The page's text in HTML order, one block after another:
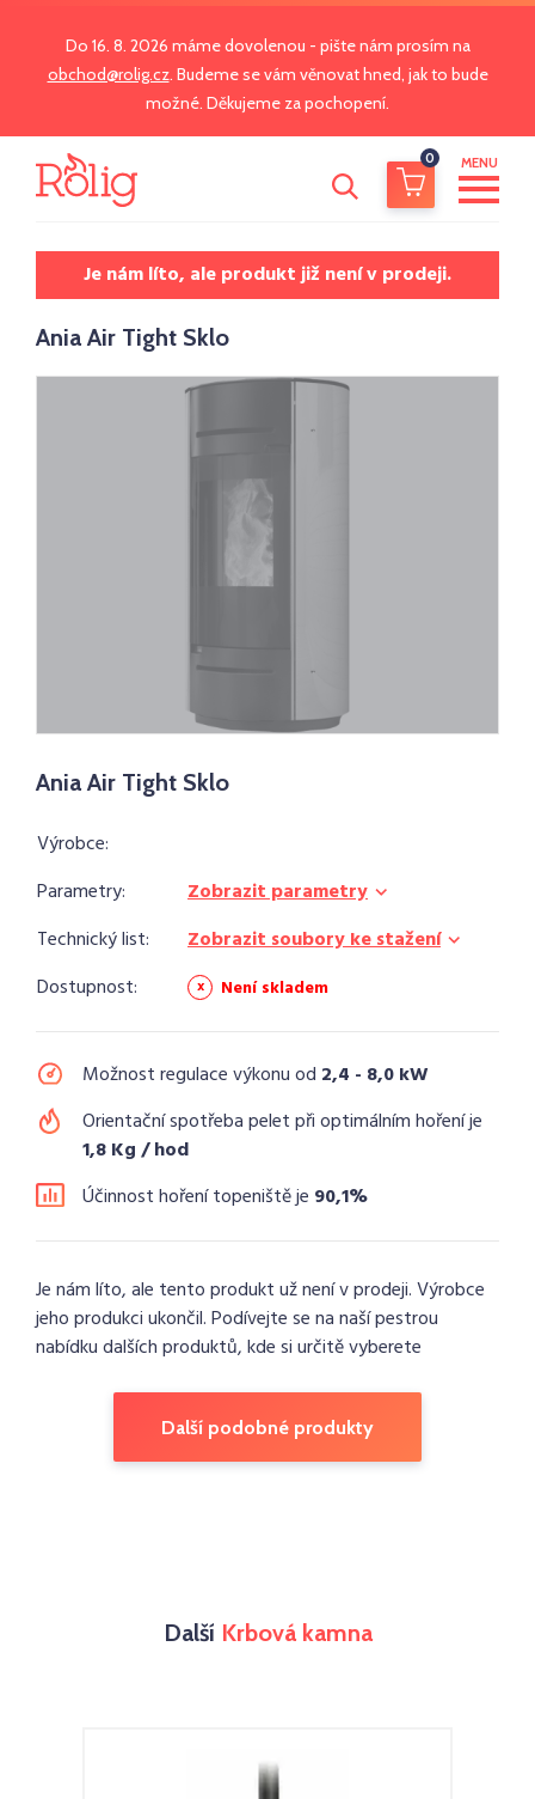
Do 16. 8. 2026 máme dovolenou - pište nám prosím na
obchod@rolig.cz. Budeme se vám věnovat hned, jak to bude
možné. Děkujeme za pochopení.
0 MENU
Je nám líto, ale produkt již není v prodeji.
Ania Air Tight Sklo
Ania Air Tight Sklo
Výrobce:
Parametry:
Zobrazit parametry
Technický list:
Zobrazit soubory ke stažení
Dostupnost:
Není skladem
Možnost regulace výkonu od 2,4 - 8,0 kW
Orientační spotřeba pelet při optimálním hoření je
1,8 Kg / hod
Účinnost hoření topeniště je 90,1%
Je nám líto, ale tento produkt už není v prodeji. Výrobce
jeho produkci ukončil. Podívejte se na naší pestrou
nabídku dalších produktů, kde si určitě vyberete
Další podobné produkty
Další Krbová kamna